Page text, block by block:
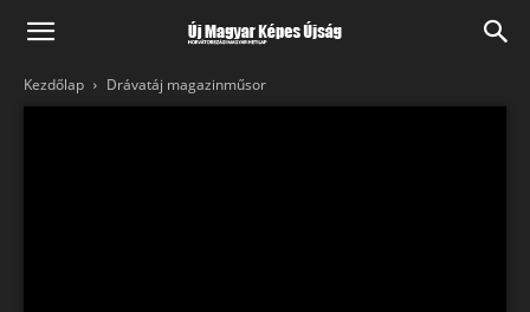
Kezdőlap Drávatáj magazinműsor